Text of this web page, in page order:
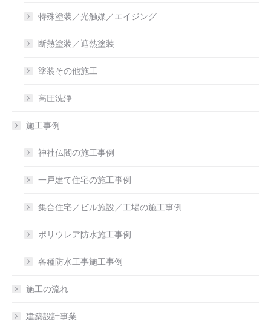
特殊塗装／光触媒／エイジング
断熱塗装／遮熱塗装
塗装その他施工
高圧洗浄
施工事例
神社仏閣の施工事例
一戸建て住宅の施工事例
集合住宅／ビル施設／工場の施工事例
ポリウレア防水施工事例
各種防水工事施工事例
施工の流れ
建築設計事業